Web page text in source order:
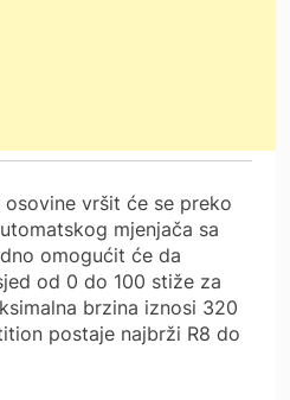
osovine vršit će se preko
mjenjača sa
omogućit će da
od 0 do 100 stiže za
brzina iznosi 320
postaje najbrži R8 do